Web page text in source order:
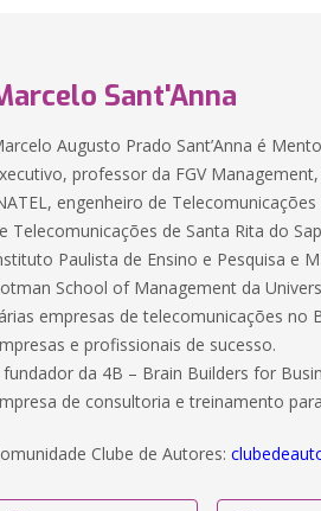
Sant'Anna
Augusto Prado Sant’Anna é
professor da FGV
engenheiro de
Telecomunicações de Santa Rita do
Paulista de Ensino e Pesquisa e
School of Management da
empresas de telecomunicações no
e profissionais de sucesso.
fundador da 4B – Brain Builders for
de consultoria e treinamento
Clube de Autores: